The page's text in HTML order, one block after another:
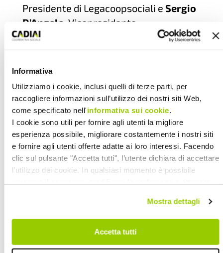
Informativa
Utilizziamo i cookie, inclusi quelli di terze parti, per
raccogliere informazioni sull’utilizzo dei nostri siti Web,
come specificato nell'informativa sui cookie.
I cookie sono utili per fornire agli utenti la migliore
esperienza possibile, migliorare costantemente i nostri siti
e fornire agli utenti offerte adatte ai loro interessi. Facendo
clic sul pulsante "Accetta tutti", l’utente dichiara di accettare
l’utilizzo dei cookie. In qualsiasi momento è possibile
su "Scopri di più e personalizza". Chiudendo questa
informativa con l’apposito tasto in alto a destra continui
Mostra dettagli
Accetta tutti
Presidente di Legacoopsociali e Sergio
D’Angelo Vicepresidente.
Entrambi provengono da una lunga
Cooperazione Sociale.
Paola Menetti , bolognese, è stata
presidente di CADIAI dal 1983 al 1999, e
poi responsabile regionale della
Cooperazione Sociale in Emilia
Romagna e Vicepresidente di